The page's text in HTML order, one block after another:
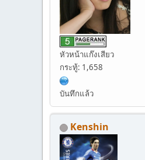
หัวหน้าแก๊งเสียว
กระทู้: 1,658
บันทึกแล้ว
Kenshin